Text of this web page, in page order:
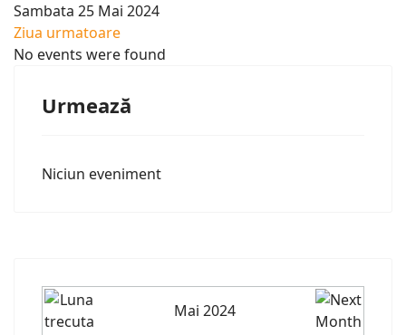
Sambata 25 Mai 2024
Ziua urmatoare
No events were found
Urmează
Niciun eveniment
Mai 2024